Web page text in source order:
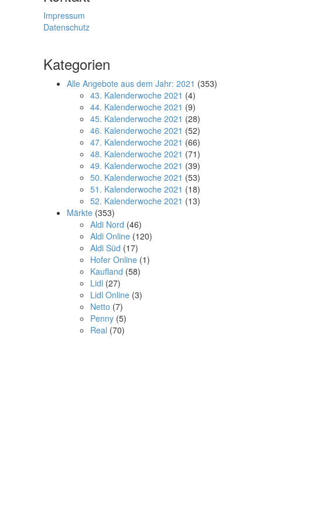
Impressum
Datenschutz
Kategorien
Alle Angebote aus dem Jahr: 2021 (353)
43. Kalenderwoche 2021 (4)
44. Kalenderwoche 2021 (9)
45. Kalenderwoche 2021 (28)
46. Kalenderwoche 2021 (52)
47. Kalenderwoche 2021 (66)
48. Kalenderwoche 2021 (71)
49. Kalenderwoche 2021 (39)
50. Kalenderwoche 2021 (53)
51. Kalenderwoche 2021 (18)
52. Kalenderwoche 2021 (13)
Märkte (353)
Aldi Nord (46)
Aldi Online (120)
Aldi Süd (17)
Hofer Online (1)
Kaufland (58)
Lidl (27)
Lidl Online (3)
Netto (7)
Penny (5)
Real (70)